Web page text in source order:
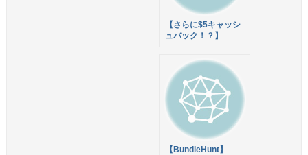
【さらに$5キャッシ
ュバック！？】
BundleHunt が 30ア
プリから10アプリ選
んで$19.99で購入で
きる「CREATE
YOUR MAC BUNDLE
」を販売中！
【BundleHunt】